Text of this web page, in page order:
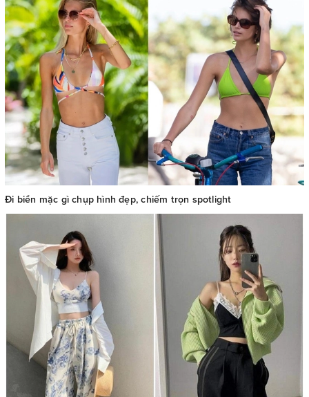
Đi biển mặc gì chụp hình đẹp, chiếm trọn spotlight